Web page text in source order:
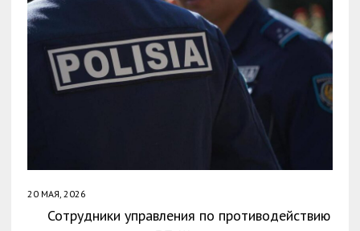
20 МАЯ, 2026
Сотрудники управления по противодействию